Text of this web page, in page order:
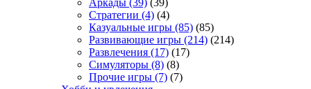
Аркады (39) (39)
Стратегии (4) (4)
Казуальные игры (85) (85)
Развивающие игры (214) (214)
Развлечения (17) (17)
Симуляторы (8) (8)
Прочие игры (7) (7)